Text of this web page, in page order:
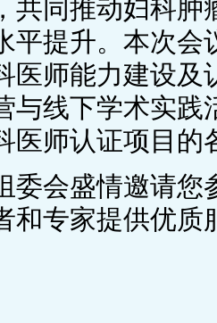
共同推动妇科肿
平提升。本次
医师能力建设及
与线下学术实践
医师认证项目的
委会盛情邀请您
和专家提供优